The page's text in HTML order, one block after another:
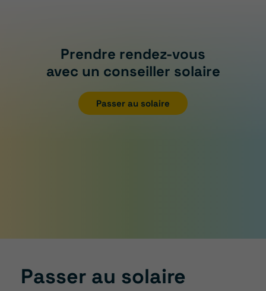
Prendre rendez-vous
avec un conseiller solaire
Passer au solaire
Passer au solaire